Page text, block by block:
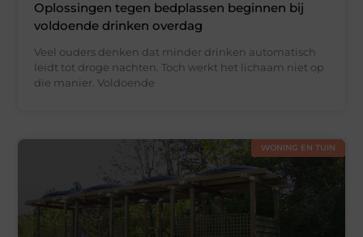
Oplossingen tegen bedplassen beginnen bij
voldoende drinken overdag
Veel ouders denken dat minder drinken automatisch
leidt tot droge nachten. Toch werkt het lichaam niet op
die manier. Voldoende
WONING EN TUIN